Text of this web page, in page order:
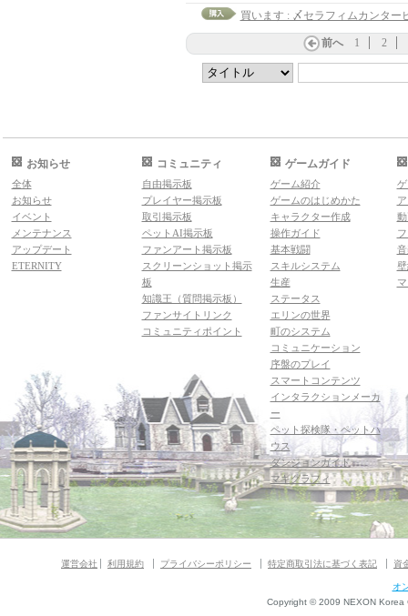
前へ 1 2
お知らせ
全体
お知らせ
イベント
メンテナンス
アップデート
ETERNITY
コミュニティ
自由掲示板
プレイヤー掲示板
取引掲示板
ペットAI掲示板
ファンアート掲示板
スクリーンショット掲示
板
知識王（質問掲示板）
ファンサイトリンク
コミュニティポイント
ゲームガイド
ゲーム紹介
ゲームのはじめかた
キャラクター作成
操作ガイド
基本戦闘
スキルシステム
生産
ステータス
エリンの世界
町のシステム
コミュニケーション
序盤のプレイ
スマートコンテンツ
インタラクションメーカ
ー
ペット探検隊・ペットハ
ウス
ダンジョンガイド
マギグラフィ
運営会社 利用規約 プライバシーポリシー 特定商取引法に基づく表記 資
オ
Copyright © 2009 NEXON Korea